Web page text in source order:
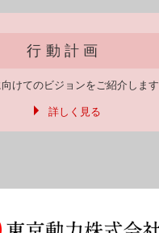
行動計画
けてのビジョンを ご紹介します
詳しく見る